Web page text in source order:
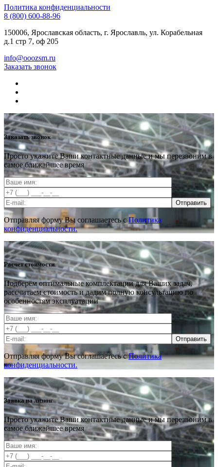
Политика конфиденциальности
8 (800) 600-88-96
150006, Ярославская область, г. Ярославль, ул. Корабельная
д.1 стр 7, оф 205
info@ooozsm.ru
Заказать звонок
Заказать звонок
Просто укажите Ваши контактные данные и мы перезвоним в
самое ближайшее время
Отправить
Отправляя форму Вы соглашаетесь с Политика
конфиденциальности.
Расчет стоимости
Подберём оптимальные комплектации для Ваших задач,
рассчитаем стоимость и дадим полную консультацию по
особенностям эксплуатации
Отправить
Отправляя форму Вы соглашаетесь сПолитика
конфиденциальности.
Заявка на лизинг
Просто укажите Ваши контактные данные и мы перезвоним в
самое ближайшее время